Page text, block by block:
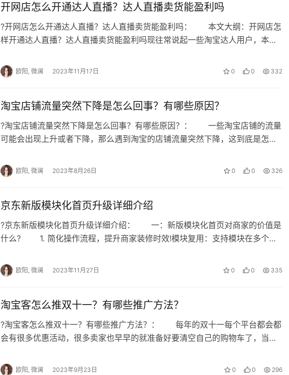
开网店怎么开通达人直播？达人直播卖货能盈利吗
?开网店怎么开通达人直播？达人直播卖货能盈利吗： 本文大纲：开网店怎
样开通达人直播？达人直播卖货能盈利吗现往常说起一些淘宝达人用户，本人
欧阳, 微澜 2023年11月17日 0 0 332
淘宝店铺流量突然下降是怎么回事？有哪些原因？
?淘宝店铺流量突然下降是怎么回事？有哪些原因？： 一些淘宝店铺的流量
可能会出现上升或者下降，那么遇到淘宝的店铺流量突然下降，这到底是怎么
欧阳, 微澜 2023年8月26日 0 0 326
京东新版模块化首页升级详细介绍
?京东新版模块化首页升级详细介绍： 一：新版模块化首页对商家的价值是
什么? 1. 简化操作流程，提升商家装修时效!模块复用：支持模块在多个页
欧阳, 微澜 2023年11月27日 0 0 335
淘宝客怎么推双十一？有哪些推广方法？
?淘宝客怎么推双十一？有哪些推广方法？： 每年的双十一每个平台都会都
会有很多优惠活动，很多卖家也早早的就准备好要清空自己的购物车了，当
欧阳, 微澜 2023年9月23日 0 0 296